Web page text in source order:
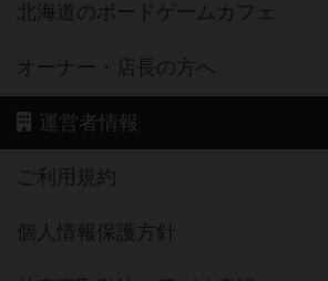
北海道のボードゲームカフェ
オーナー・店長の方へ
運営者情報
ご利用規約
個人情報保護方針